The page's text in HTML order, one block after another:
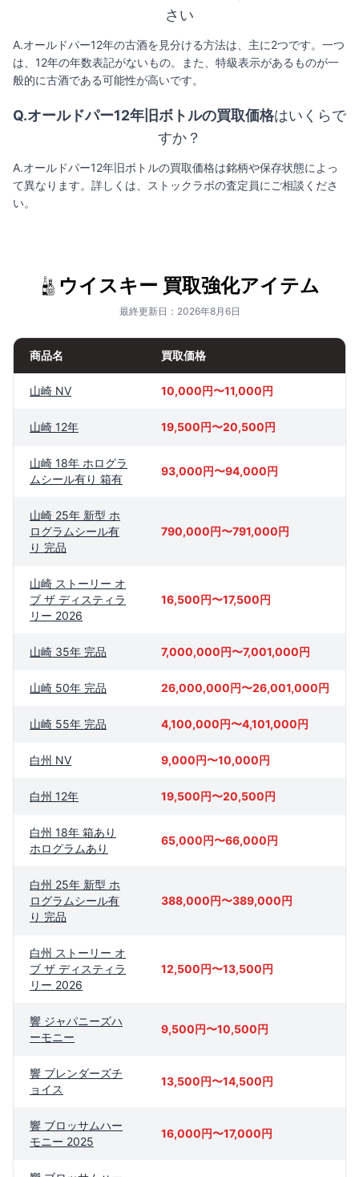
さい
A.オールドパー12年の古酒を見分ける方法は、主に2つです。一つ
は、12年の年数表記がないもの。また、特級表示があるものが一
般的に古酒である可能性が高いです。
Q.オールドパー12年旧ボトルの買取価格はいくらで
すか？
A.オールドパー12年旧ボトルの買取価格は銘柄や保存状態によっ
て異なります。詳しくは、ストックラボの査定員にご相談くださ
い。
ウイスキー 買取強化アイテム
最終更新日：2026年8月6日
商品名 買取価格
山崎 NV 10,000円〜11,000円
山崎 12年 19,500円〜20,500円
山崎 18年 ホログラ
ムシール有り 箱有
93,000円〜94,000円
山崎 25年 新型 ホ
ログラムシール有
り 完品
790,000円〜791,000円
山崎 ストーリー オ
ブ ザ ディスティラ
リー 2026
16,500円〜17,500円
山崎 35年 完品 7,000,000円〜7,001,000円
山崎 50年 完品 26,000,000円〜26,001,000円
山崎 55年 完品 4,100,000円〜4,101,000円
白州 NV 9,000円〜10,000円
白州 12年 19,500円〜20,500円
白州 18年 箱あり
ホログラムあり
65,000円〜66,000円
白州 25年 新型 ホ
ログラムシール有
り 完品
388,000円〜389,000円
白州 ストーリー オ
ブ ザ ディスティラ
リー 2026
12,500円〜13,500円
響 ジャパニーズハ
ーモニー
9,500円〜10,500円
響 ブレンダーズチ
ョイス
13,500円〜14,500円
響 ブロッサムハー
モニー 2025
16,000円〜17,000円